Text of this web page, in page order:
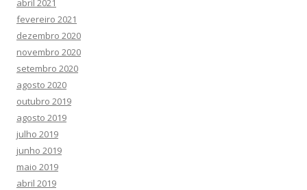
abril 2021
fevereiro 2021
dezembro 2020
novembro 2020
setembro 2020
agosto 2020
outubro 2019
agosto 2019
julho 2019
junho 2019
maio 2019
abril 2019